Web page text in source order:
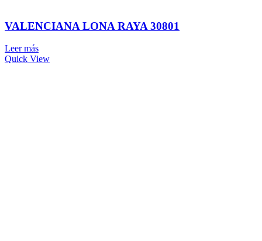
VALENCIANA LONA RAYA 30801
Leer más
Quick View